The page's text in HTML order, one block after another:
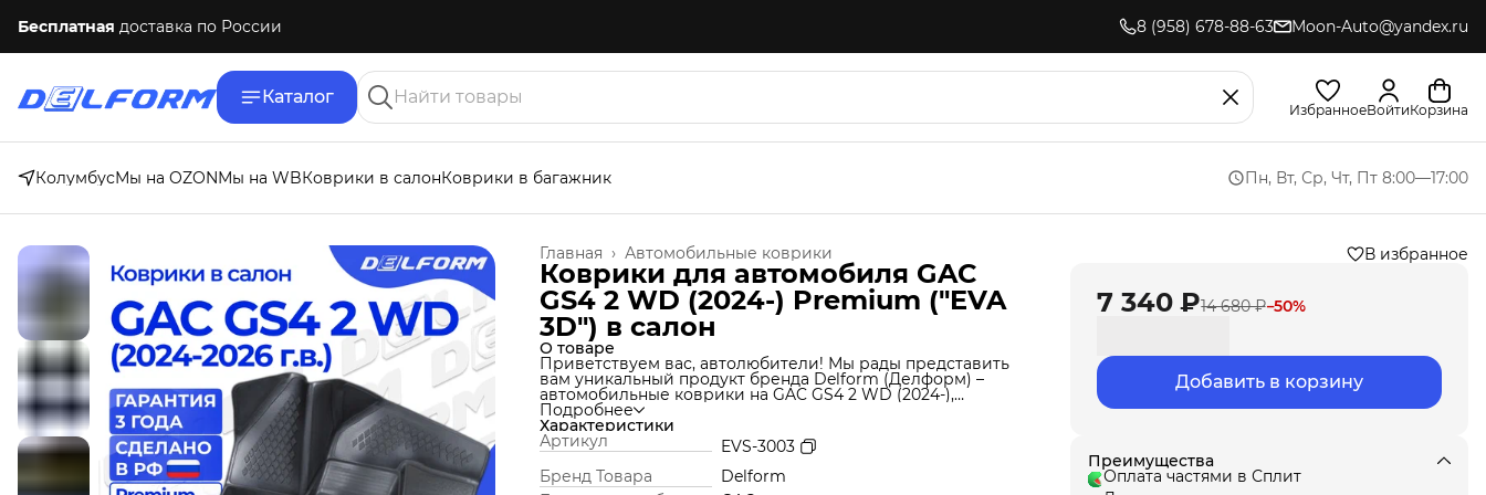
Бесплатная доставка по России 8 (958) 678-88-63 Moon-Auto@yandex.ru
Каталог
ИзбранноеВойтиКорзина
КолумбусМы на OZONМы на WBКоврики в салонКоврики в багажник Пн, Вт, Ср, Чт, Пт 8:00—17:00
Автомобильные коврики
Главная ›
Коврики для автомобиля GAC
GS4 2 WD (2024-) Premium ("EVA
3D") в cалон
О товаре
Приветствуем вас, автолюбители! Мы рады представить
вам уникальный продукт бренда Delform (Делформ) –
автомобильные коврики на GAC GS4 2 WD (2024-),
которые станут незаменимым аксессуаром для вашего
автомобиля. Мы используем уникальную технологию
производства, которая позволяет нам создавать коврики
из материала термоэластопласт (ТЭП), который идеально
подходит под салон автомобиля и обеспечивает
надежную защиту от грязи и влаги. Но это еще не все!
Подробнее
Характеристики
Артикул
EVS-3003
Бренд Товара
Delform
В избранное
7 340 ₽14 680 ₽−50%
Добавить в корзину
Преимущества
Оплата частями в Сплит